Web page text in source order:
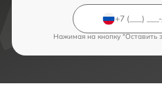
Нажимая на кнопку "Оставить